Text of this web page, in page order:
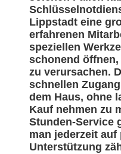
Lippstadt eine
erfahrenen
speziellen
schonend
zu verursachen.
schnellen
dem Haus, ohne
Kauf nehmen zu
Stunden-Service
man jederzeit
Unterstützung